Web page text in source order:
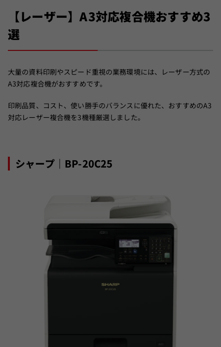
【レーザー】A3対応複合機おすすめ3
選
大量の資料印刷やスピード重視の業務環境には、レーザー方式の
A3対応複合機がおすすめです。
印刷品質、コスト、使い勝手のバランスに優れた、おすすめのA3
対応レーザー複合機を3機種厳選しました。
シャープ｜BP-20C25